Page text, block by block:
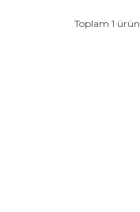
Toplam 1 ürün